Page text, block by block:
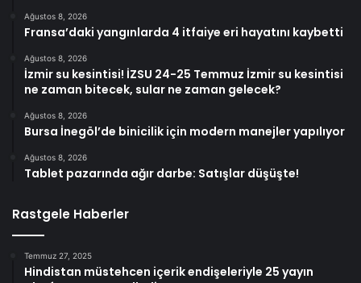
Ağustos 8, 2026
Fransa’daki yangınlarda 4 itfaiye eri hayatını kaybetti
Ağustos 8, 2026
İzmir su kesintisi! İZSU 24-25 Temmuz İzmir su kesintisi
ne zaman bitecek, sular ne zaman gelecek?
Ağustos 8, 2026
Bursa İnegöl’de binicilik için modern manejler yapılıyor
Ağustos 8, 2026
Tablet pazarında ağır darbe: Satışlar düşüşte!
Rastgele Haberler
Temmuz 27, 2025
Hindistan müstehcen içerik endişeleriyle 25 yayın